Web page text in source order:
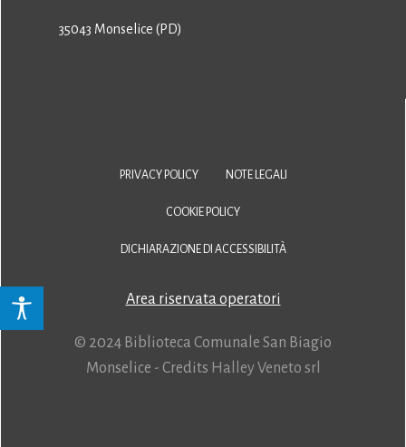
35043 Monselice (PD)
PRIVACY POLICY NOTE LEGALI
COOKIE POLICY
DICHIARAZIONE DI ACCESSIBILITÀ
Area riservata operatori
© 2024 Biblioteca Comunale San Biagio
Monselice - Credits Halley Veneto srl